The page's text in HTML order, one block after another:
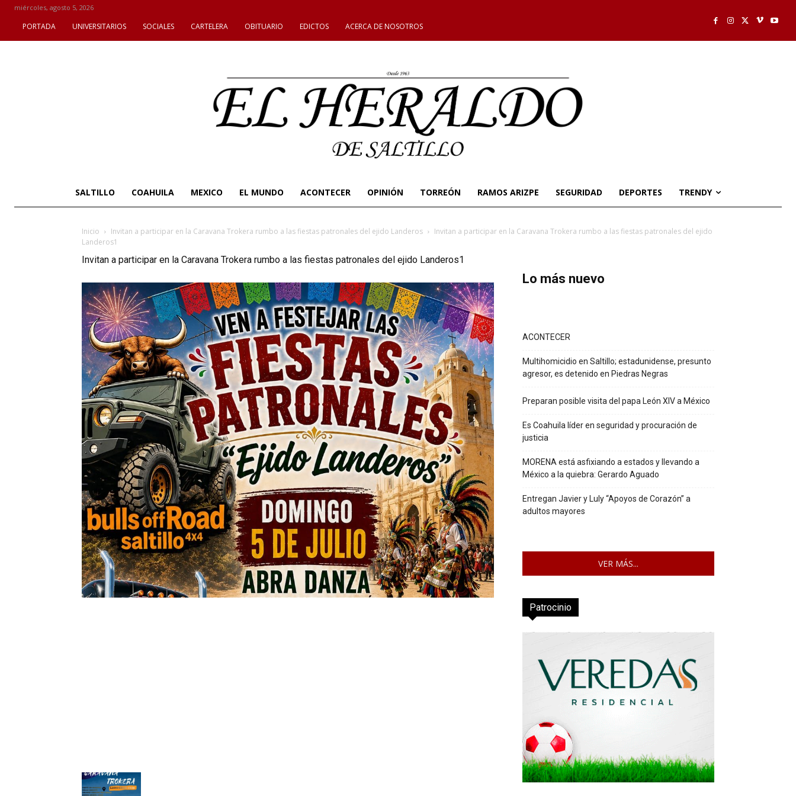
miércoles, agosto 5, 2026
PORTADA UNIVERSITARIOS SOCIALES CARTELERA OBITUARIO EDICTOS ACERCA DE NOSOTROS
SALTILLO COAHUILA MEXICO EL MUNDO ACONTECER OPINIÓN TORREÓN RAMOS ARIZPE SEGURIDAD DEPORTES TRENDY
Inicio Invitan a participar en la Caravana Trokera rumbo a las fiestas patronales del ejido Landeros
Invitan a participar en la Caravana Trokera rumbo a las fiestas patronales del ejido
Landeros1
Invitan a participar en la Caravana Trokera rumbo a las fiestas patronales del ejido Landeros1
Lo más nuevo
ACONTECER
Multihomicidio en Saltillo; estadunidense, presunto
agresor, es detenido en Piedras Negras
Preparan posible visita del papa León XIV a México
Es Coahuila líder en seguridad y procuración de
justicia
MORENA está asfixiando a estados y llevando a
México a la quiebra: Gerardo Aguado
Entregan Javier y Luly “Apoyos de Corazón” a
adultos mayores
VER MÁS...
Patrocinio